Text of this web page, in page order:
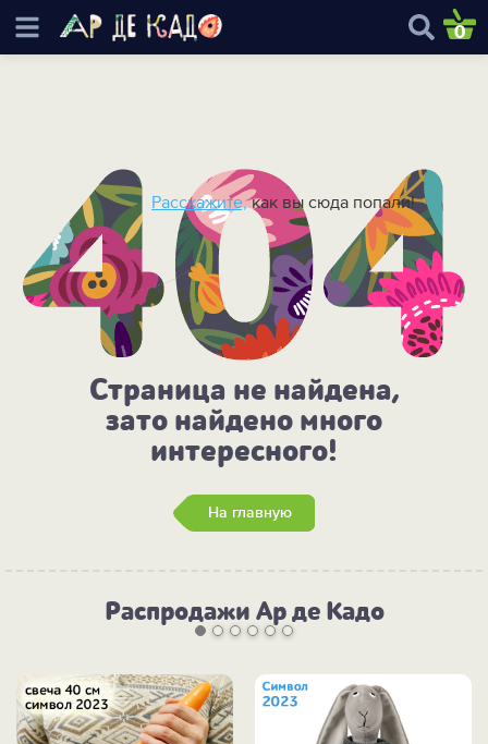
0
Страница не найдена,
зато найдено много
интересного!
На главную
Расскажите,как вы сюда попали!
Распродажи Ар де Кадо